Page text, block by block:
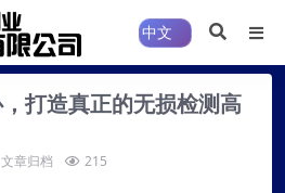
打造真正的无损检测高
文章归档 215